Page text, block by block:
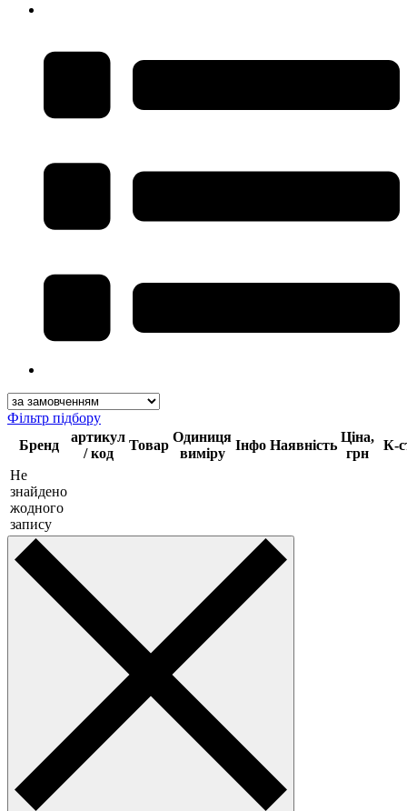
Фільтр підбору
Бренд
артикул
/ код
Товар
Одиниця
виміру
Інфо Наявність
Ціна,
грн
К-
Не
знайдено
жодного
запису